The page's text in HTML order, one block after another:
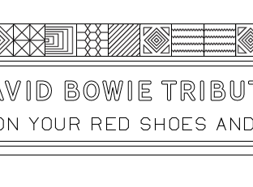
BOWIE
YOUR RED SHOES